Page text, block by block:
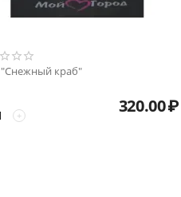
"Снежный краб"
+ 320.00₽